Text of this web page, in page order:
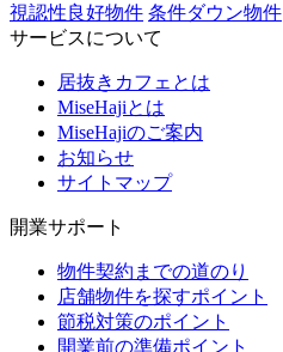
視認性良好物件 条件ダウン物件
サービスについて
居抜きカフェとは
MiseHajiとは
MiseHajiのご案内
お知らせ
サイトマップ
開業サポート
物件契約までの道のり
店舗物件を探すポイント
節税対策のポイント
開業前の準備ポイント